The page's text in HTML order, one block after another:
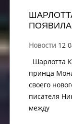
Новости 12
Шарлотта
принца
своего
писателя
между